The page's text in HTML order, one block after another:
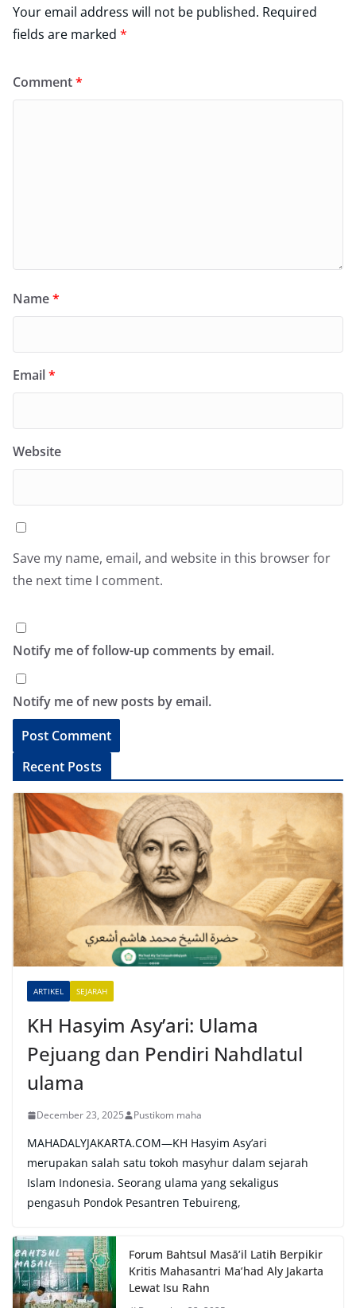
Your email address will not be published. Required
fields are marked *
Comment*
Name*
Email*
Website
Save my name, email, and website in this browser for
the next time I comment.
Notify me of follow-up comments by email.
Notify me of new posts by email.
l
a
t
i
v
Recent Posts
ARTIKEL SEJARAH
KH Hasyim Asy’ari: Ulama
Pejuang dan Pendiri Nahdlatul
ulama
December 23, 2025 Pustikom maha
MAHADALYJAKARTA.COM—KH Hasyim Asy’ari
merupakan salah satu tokoh masyhur dalam sejarah
Islam Indonesia. Seorang ulama yang sekaligus
pengasuh Pondok Pesantren Tebuireng,
Forum Bahtsul Masā’il Latih Berpikir
Kritis Mahasantri Ma’had Aly Jakarta
Lewat Isu Rahn